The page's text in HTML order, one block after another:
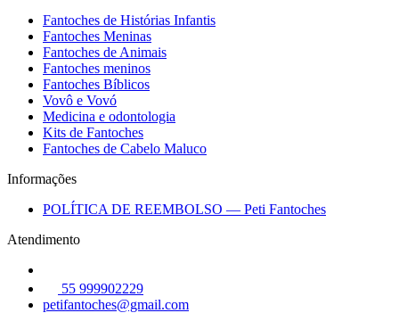
Fantoches de Histórias Infantis
Fantoches Meninas
Fantoches de Animais
Fantoches meninos
Fantoches Bíblicos
Vovô e Vovó
Medicina e odontologia
Kits de Fantoches
Fantoches de Cabelo Maluco
Informações
POLÍTICA DE REEMBOLSO — Peti Fantoches
Atendimento
55 999902229
petifantoches@gmail.com